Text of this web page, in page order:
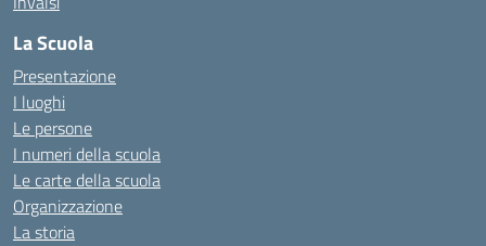
La Scuola
Presentazione
I luoghi
Le persone
I numeri della scuola
Le carte della scuola
Organizzazione
La storia